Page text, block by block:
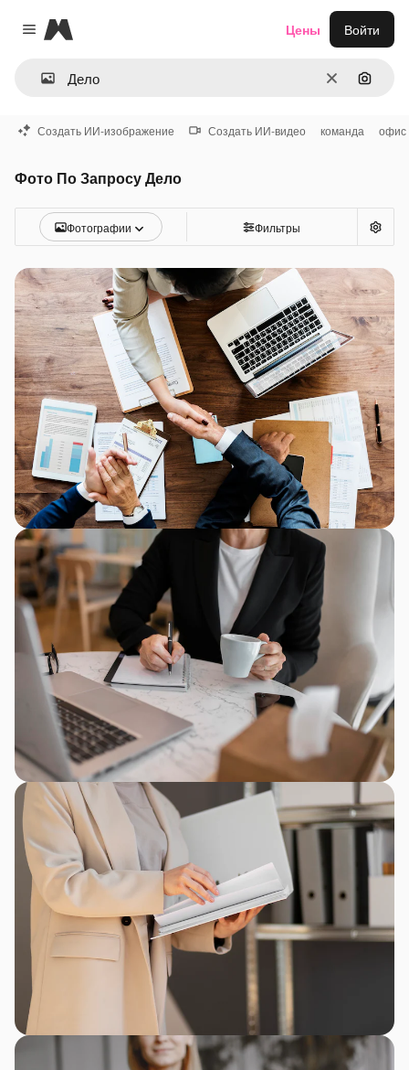
Close menu
Magnific
ОчиститьПоиск
Цены Войти
Создать ИИ-изображение Создать ИИ-видео команда офис
Фото По Запросу Дело
Фотографии Фильтры